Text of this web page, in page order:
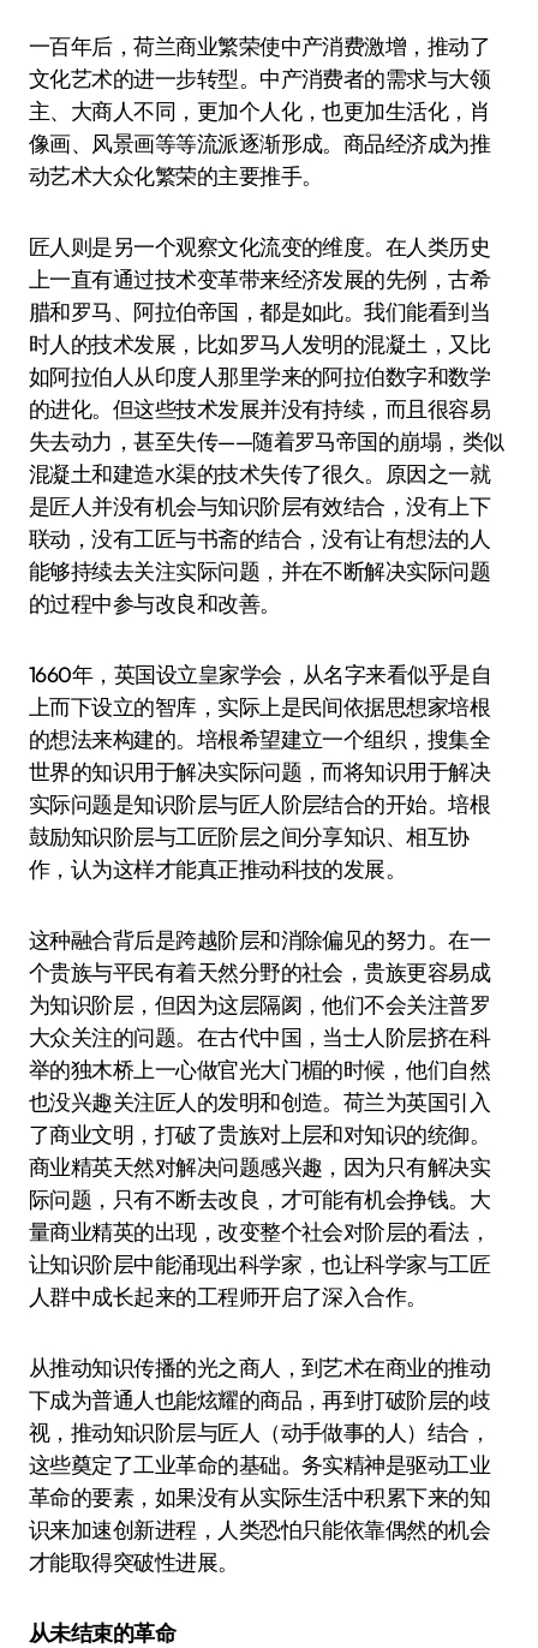
一百年后，荷兰商业繁荣使中产消费激增，推动了
文化艺术的进一步转型。中产消费者的需求与大领
主、大商人不同，更加个人化，也更加生活化，肖
像画、风景画等等流派逐渐形成。商品经济成为推
动艺术大众化繁荣的主要推手。
匠人则是另一个观察文化流变的维度。在人类历史
上一直有通过技术变革带来经济发展的先例，古希
腊和罗马、阿拉伯帝国，都是如此。我们能看到当
时人的技术发展，比如罗马人发明的混凝土，又比
如阿拉伯人从印度人那里学来的阿拉伯数字和数学
的进化。但这些技术发展并没有持续，而且很容易
失去动力，甚至失传——随着罗马帝国的崩塌，类似
混凝土和建造水渠的技术失传了很久。原因之一就
是匠人并没有机会与知识阶层有效结合，没有上下
联动，没有工匠与书斋的结合，没有让有想法的人
能够持续去关注实际问题，并在不断解决实际问题
的过程中参与改良和改善。
1660年，英国设立皇家学会，从名字来看似乎是自
上而下设立的智库，实际上是民间依据思想家培根
的想法来构建的。培根希望建立一个组织，搜集全
世界的知识用于解决实际问题，而将知识用于解决
实际问题是知识阶层与匠人阶层结合的开始。培根
鼓励知识阶层与工匠阶层之间分享知识、相互协
作，认为这样才能真正推动科技的发展。
这种融合背后是跨越阶层和消除偏见的努力。在一
个贵族与平民有着天然分野的社会，贵族更容易成
为知识阶层，但因为这层隔阂，他们不会关注普罗
大众关注的问题。在古代中国，当士人阶层挤在科
举的独木桥上一心做官光大门楣的时候，他们自然
也没兴趣关注匠人的发明和创造。荷兰为英国引入
了商业文明，打破了贵族对上层和对知识的统御。
商业精英天然对解决问题感兴趣，因为只有解决实
际问题，只有不断去改良，才可能有机会挣钱。大
量商业精英的出现，改变整个社会对阶层的看法，
让知识阶层中能涌现出科学家，也让科学家与工匠
人群中成长起来的工程师开启了深入合作。
从推动知识传播的光之商人，到艺术在商业的推动
下成为普通人也能炫耀的商品，再到打破阶层的歧
视，推动知识阶层与匠人（动手做事的人）结合，
这些奠定了工业革命的基础。务实精神是驱动工业
革命的要素，如果没有从实际生活中积累下来的知
识来加速创新进程，人类恐怕只能依靠偶然的机会
才能取得突破性进展。
从未结束的革命